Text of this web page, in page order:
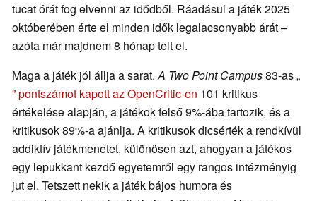
tucat órát fog elvenni az idődből. Ráadásul a játék 2025
októberében érte el minden idők legalacsonyabb árát –
azóta már majdnem 8 hónap telt el.
Maga a játék jól állja a sarat.A Two Point Campus83-as „
” pontszámot kapott az OpenCritic-en 101 kritikus
értékelése alapján, a játékok felső 9%-ába tartozik, és a
kritikusok 89%-a ajánlja. A kritikusok dicsérték a rendkívül
addiktív játékmenetet, különösen azt, ahogyan a játékos
egy lepukkant kezdő egyetemről egy rangos intézményig
jut el. Tetszett nekik a játék bájos humora és